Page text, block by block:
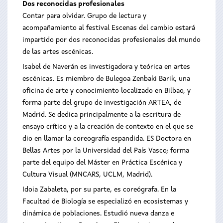
Dos reconocidas profesionales
Contar para olvidar. Grupo de lectura y
acompañamiento al festival Escenas del cambio estará
impartido por dos reconocidas profesionales del mundo
de las artes escénicas.
Isabel de Naverán es investigadora y teórica en artes
escénicas. Es miembro de Bulegoa Zenbaki Barik, una
oficina de arte y conocimiento localizado en Bilbao, y
forma parte del grupo de investigación ARTEA, de
Madrid. Se dedica principalmente a la escritura de
ensayo crítico y a la creación de contexto en el que se
dio en llamar la coreografía espandida. ES Doctora en
Bellas Artes por la Universidad del País Vasco; forma
parte del equipo del Máster en Práctica Escénica y
Cultura Visual (MNCARS, UCLM, Madrid).
Idoia Zabaleta, por su parte, es coreógrafa. En la
Facultad de Biología se especializó en ecosistemas y
dinámica de poblaciones. Estudió nueva danza e